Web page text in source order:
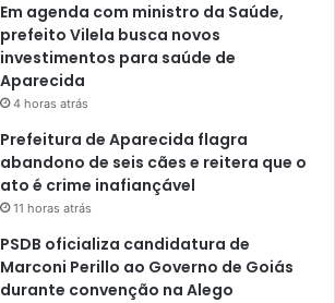
Em agenda com ministro da Saúde,
prefeito Vilela busca novos
investimentos para saúde de
Aparecida
4 horas atrás
Prefeitura de Aparecida flagra
abandono de seis cães e reitera que o
ato é crime inafiançável
11 horas atrás
PSDB oficializa candidatura de
Marconi Perillo ao Governo de Goiás
durante convenção na Alego